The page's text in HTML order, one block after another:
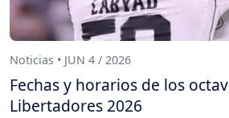
Noticias • JUN 4 / 2026
Fechas y horarios de los
Libertadores 2026